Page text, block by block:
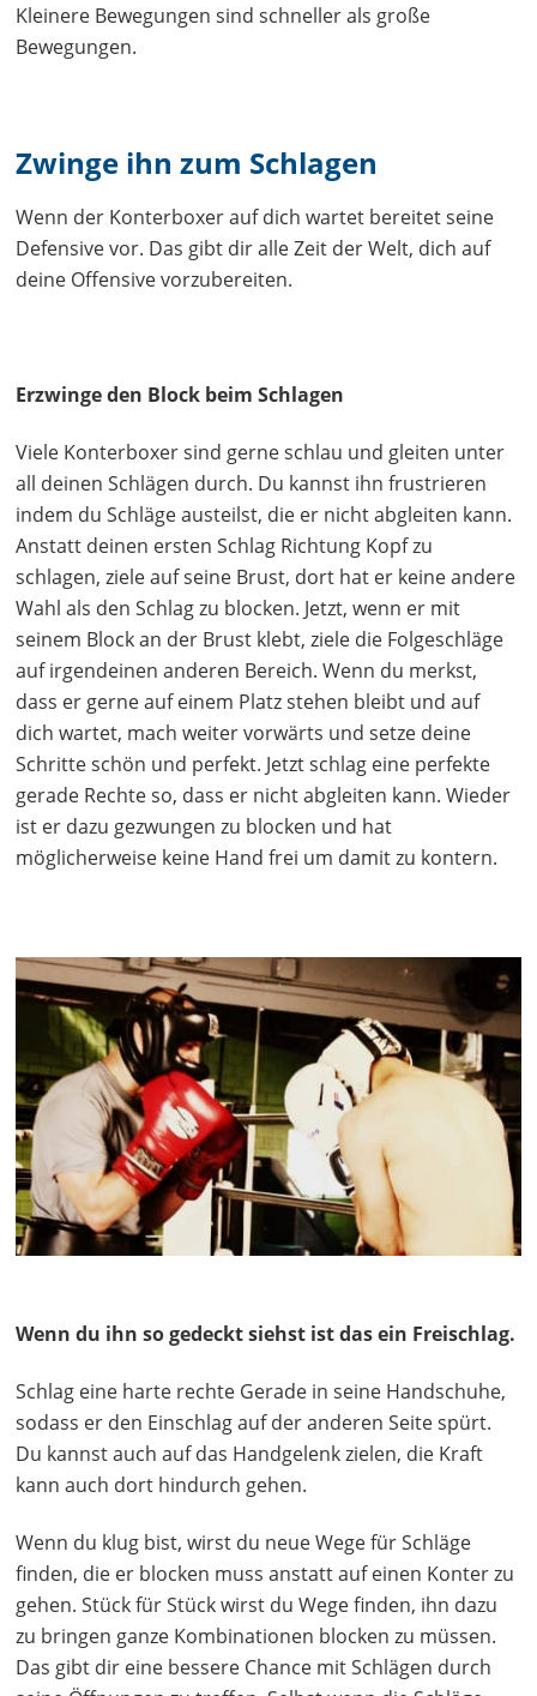
Kleinere Bewegungen sind schneller als große
Bewegungen.
Zwinge ihn zum Schlagen
Wenn der Konterboxer auf dich wartet bereitet seine
Defensive vor. Das gibt dir alle Zeit der Welt, dich auf
deine Offensive vorzubereiten.
Erzwinge den Block beim Schlagen
Viele Konterboxer sind gerne schlau und gleiten unter
all deinen Schlägen durch. Du kannst ihn frustrieren
indem du Schläge austeilst, die er nicht abgleiten kann.
Anstatt deinen ersten Schlag Richtung Kopf zu
schlagen, ziele auf seine Brust, dort hat er keine andere
Wahl als den Schlag zu blocken. Jetzt, wenn er mit
seinem Block an der Brust klebt, ziele die Folgeschläge
auf irgendeinen anderen Bereich. Wenn du merkst,
dass er gerne auf einem Platz stehen bleibt und auf
dich wartet, mach weiter vorwärts und setze deine
Schritte schön und perfekt. Jetzt schlag eine perfekte
gerade Rechte so, dass er nicht abgleiten kann. Wieder
ist er dazu gezwungen zu blocken und hat
möglicherweise keine Hand frei um damit zu kontern.
Wenn du ihn so gedeckt siehst ist das ein Freischlag.
Schlag eine harte rechte Gerade in seine Handschuhe,
sodass er den Einschlag auf der anderen Seite spürt.
Du kannst auch auf das Handgelenk zielen, die Kraft
kann auch dort hindurch gehen.
Wenn du klug bist, wirst du neue Wege für Schläge
finden, die er blocken muss anstatt auf einen Konter zu
gehen. Stück für Stück wirst du Wege finden, ihn dazu
zu bringen ganze Kombinationen blocken zu müssen.
Das gibt dir eine bessere Chance mit Schlägen durch